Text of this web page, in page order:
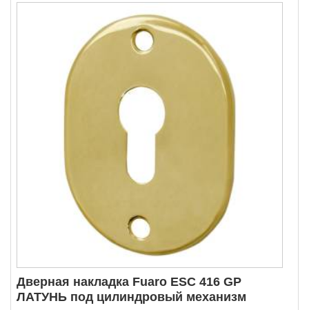
Дверная накладка Fuaro ESC 416 GP
ЛАТУНЬ под цилиндровый механизм